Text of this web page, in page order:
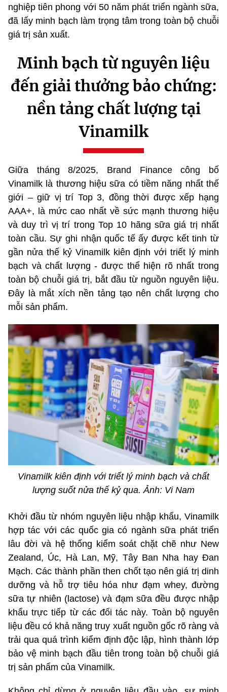
nghiệp tiên phong với 50 năm phát triển ngành sữa,
đã lấy minh bạch làm trọng tâm trong toàn bộ chuỗi
giá trị sản xuất.
Minh bạch từ nguyên liệu
đến giải thưởng bảo chứng:
nền tảng chất lượng tại
Vinamilk
Giữa tháng 8/2025, Brand Finance công bố
Vinamilk là thương hiệu sữa có tiềm năng nhất thế
giới – giữ vị trí Top 3, đồng thời được xếp hạng
AAA+, là mức cao nhất về sức mạnh thương hiệu
và duy trì vị trí trong Top 10 hãng sữa giá trị nhất
toàn cầu. Sự ghi nhận quốc tế ấy được kết tinh từ
gần nửa thế kỷ Vinamilk kiên định với triết lý minh
bạch và chất lượng - được thể hiện rõ nhất trong
toàn bộ chuỗi giá trị, bắt đầu từ nguồn nguyên liệu.
Đây là mắt xích nền tảng tạo nên chất lượng cho
mỗi sản phẩm.
Vinamilk kiên định với triết lý minh bạch và chất
lượng suốt nửa thế kỷ qua. Ảnh: Vi Nam
Khởi đầu từ nhóm nguyên liệu nhập khẩu, Vinamilk
hợp tác với các quốc gia có ngành sữa phát triển
lâu đời và hệ thống kiểm soát chặt chẽ như New
Zealand, Úc, Hà Lan, Mỹ, Tây Ban Nha hay Đan
Mạch. Các thành phần then chốt tạo nên giá trị dinh
dưỡng và hỗ trợ tiêu hóa như đạm whey, đường
sữa tự nhiên (lactose) và đạm sữa đều được nhập
khẩu trực tiếp từ các đối tác này. Toàn bộ nguyên
liệu đều có khả năng truy xuất nguồn gốc rõ ràng và
trải qua quá trình kiểm định độc lập, hình thành lớp
bảo vệ minh bạch đầu tiên trong toàn bộ chuỗi giá
trị sản phẩm của Vinamilk.